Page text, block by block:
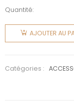
Quantité:
quantité
Perruque
AJOUTER AU
Catégories :